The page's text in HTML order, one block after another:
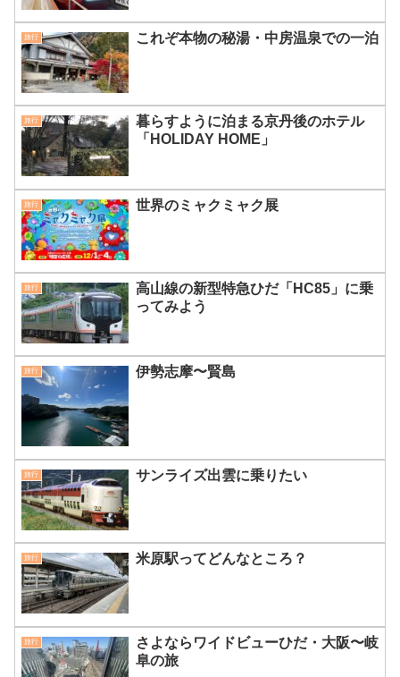
旅行 これぞ本物の秘湯・中房温泉での一泊
旅行
暮らすように泊まる京丹後のホテル
「HOLIDAY HOME」
旅行 世界のミャクミャク展
旅行
高山線の新型特急ひだ「HC85」に乗
ってみよう
旅行 伊勢志摩〜賢島
旅行 サンライズ出雲に乗りたい
旅行 米原駅ってどんなところ？
旅行
さよならワイドビューひだ・大阪〜岐
阜の旅